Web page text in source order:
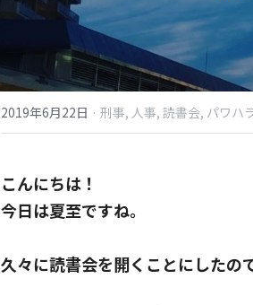
2019年6月22日 · 刑事, 人事, 読書会, パワハ
こんにちは！
今日は夏至ですね。
久々に読書会を開くことにしたの